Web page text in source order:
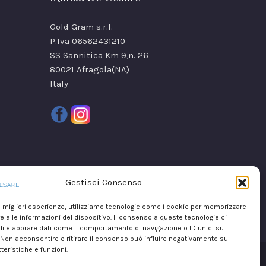
Gestisci Consenso
migliori esperienze, utilizziamo tecnologie come i cookie per memorizzare
alle informazioni del dispositivo. Il consenso a queste tecnologie ci
elaborare dati come il comportamento di navigazione o ID unici su
acconsentire o ritirare il consenso può influire negativamente su
e funzioni.
Gold Gram s.r.l.
P.Iva 06562431210
SS Sannitica Km 9,n. 26
80021 Afragola(NA)
Italy